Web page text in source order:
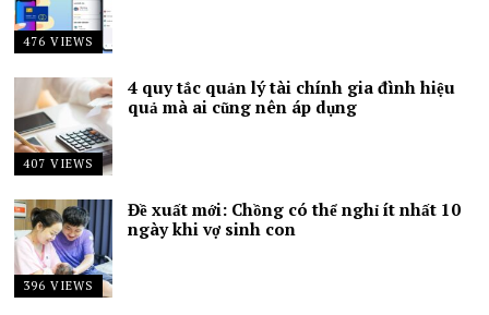
476 VIEWS
407 VIEWS
4 quy tắc quản lý tài chính gia đình hiệu
quả mà ai cũng nên áp dụng
396 VIEWS
Đề xuất mới: Chồng có thể nghỉ ít nhất 10
ngày khi vợ sinh con